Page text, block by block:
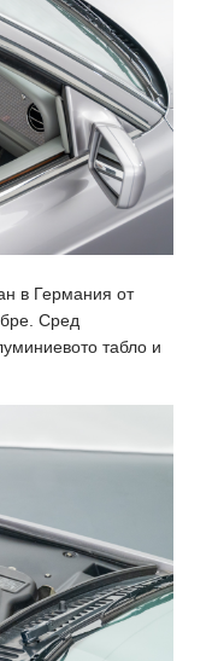
в Германия от
Сред
табло и